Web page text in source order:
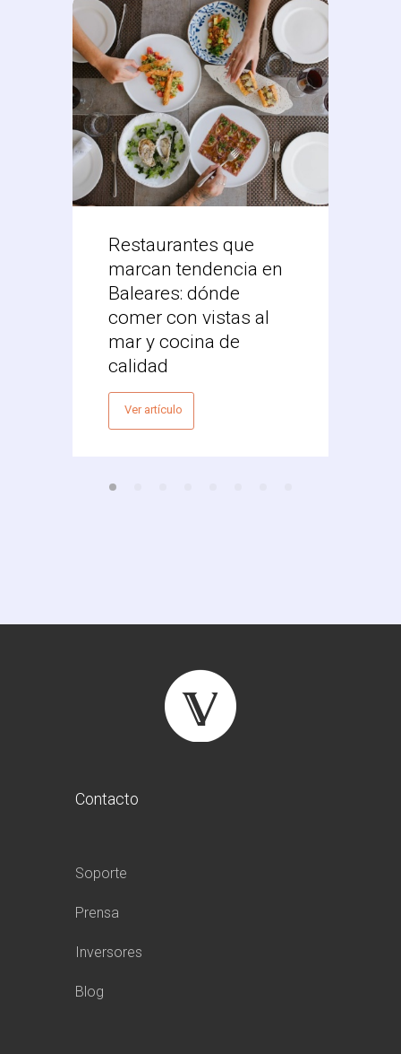
Restaurantes que
marcan tendencia en
Baleares: dónde
comer con vistas al
mar y cocina de
calidad
Ver artículo
Contacto
Soporte
Prensa
Inversores
Blog